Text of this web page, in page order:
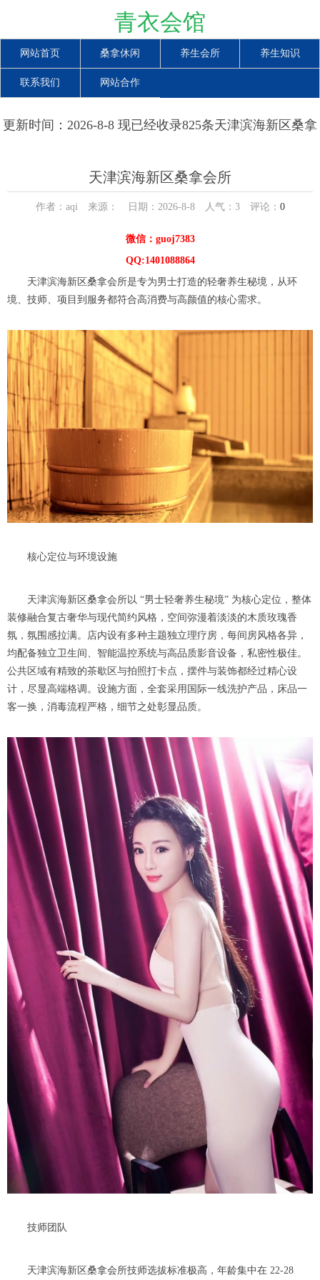
青衣会馆
网站首页 桑拿休闲 养生会所 养生知识
联系我们 网站合作
更新时间：2026-8-8 现已经收录825条天津滨海新区桑拿
天津滨海新区桑拿会所
作者：aqi 来源： 日期：2026-8-8 人气： 3评论： 0
微信：guoj7383
QQ:1401088864
天津滨海新区桑拿会所是专为男士打造的轻奢养生秘境，从环
境、技师、项目到服务都符合高消费与高颜值的核心需求。
核心定位与环境设施
天津滨海新区桑拿会所以 “男士轻奢养生秘境” 为核心定位，整体
装修融合复古奢华与现代简约风格，空间弥漫着淡淡的木质玫瑰香
氛，氛围感拉满。店内设有多种主题独立理疗房，每间房风格各异，
均配备独立卫生间、智能温控系统与高品质影音设备，私密性极佳。
公共区域有精致的茶歇区与拍照打卡点，摆件与装饰都经过精心设
计，尽显高端格调。设施方面，全套采用国际一线洗护产品，床品一
客一换，消毒流程严格，细节之处彰显品质。
技师团队
天津滨海新区桑拿会所技师选拔标准极高，年龄集中在 22-28